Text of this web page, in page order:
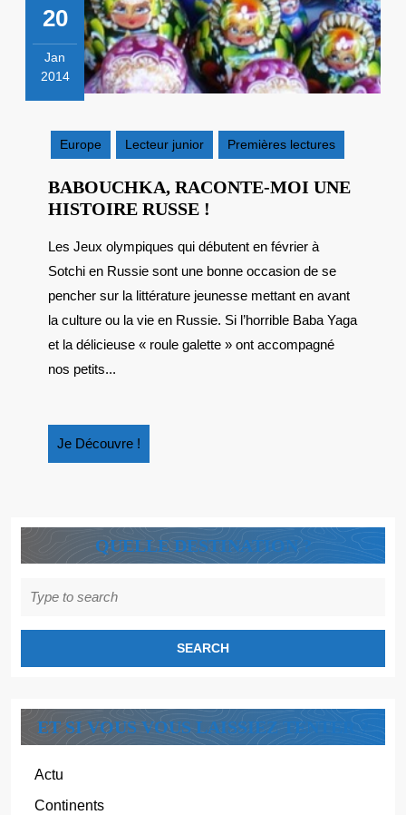
20
Jan
2014
2014
Europe
Lecteur junior Premières lectures
BABOUCHKA, RACONTE-MOI UNE
HISTOIRE RUSSE !
MOI
UNE
HISTOIRE
RUSSE
!
Les Jeux olympiques qui débutent en février à
Sotchi en Russie sont une bonne occasion de se
pencher sur la littérature jeunesse mettant en avant
la culture ou la vie en Russie. Si l’horrible Baba Yaga
et la délicieuse « roule galette » ont accompagné
nos petits...
Je Découvre !
Découvre
QUELLE DESTINATION ?
for:
ET SI VOUS VOUS LAISSIEZ TENTER ?
Actu
Continents